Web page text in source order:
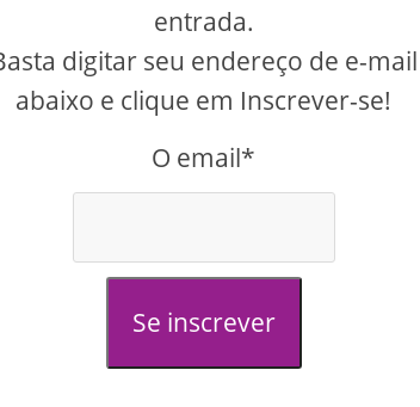
entrada.
digitar seu endereço de e-mail
abaixo e clique em Inscrever-se!
O email*
Se inscrever